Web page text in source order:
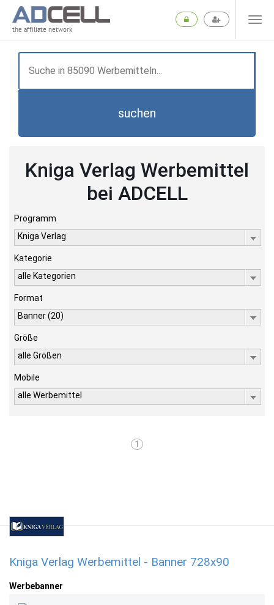
the affiliate network
suchen
Kniga Verlag Werbemittel
bei ADCELL
Programm
Kniga Verlag
Kategorie
alle Kategorien
Format
Banner (20)
Größe
alle Größen
Mobile
alle Werbemittel
1
Kniga Verlag Werbemittel - Banner 728x90
Werbebanner